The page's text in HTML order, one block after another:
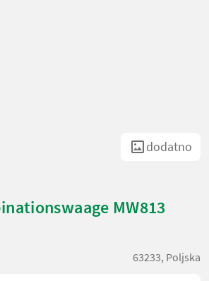
dodatno
MW813
63233, Poljska